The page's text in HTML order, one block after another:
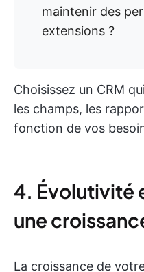
maintenir des
extensions ?
Choisissez un CRM
les champs, les
fonction de vos
4. Évolutivité
une
La croissance de